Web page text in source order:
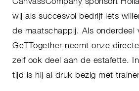
wij als succesvol bedrijf iets
de maatschappij. Als onderdeel
GeTTogether neemt onze
zelf ook deel aan de estafette.
tijd is hij al druk bezig met